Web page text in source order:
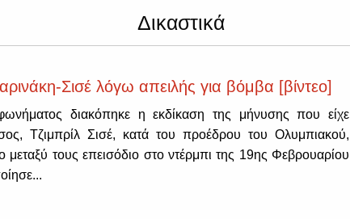
Δικαστικά
Σισέ λόγω απειλής για βόμβα [βίντεο]
διακόπηκε η εκδίκαση της μήνυσης που είχε
Τζιμπρίλ Σισέ, κατά του προέδρου του Ολυμπιακού,
μεταξύ τους επεισόδιο στο ντέρμπι της 19ης Φεβρουαρίου